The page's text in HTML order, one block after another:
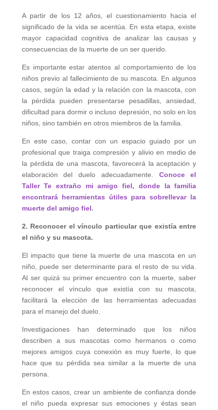
A partir de los 12 años, el cuestionamiento hacia el
significado de la vida se acentúa. En esta etapa, existe
mayor capacidad cognitiva de analizar las causas y
consecuencias de la muerte de un ser querido.
Es importante estar atentos al comportamiento de los
niños previo al fallecimiento de su mascota. En algunos
casos, según la edad y la relación con la mascota, con
la pérdida pueden presentarse pesadillas, ansiedad,
dificultad para dormir o incluso depresión, no solo en los
niños, sino también en otros miembros de la familia.
En este caso, contar con un espacio guiado por un
profesional que traiga compresión y alivio en medio de
la pérdida de una mascota, favorecerá la aceptación y
elaboración del duelo adecuadamente. Conoce el
Taller Te extraño mi amigo fiel, donde la familia
encontrará herramientas útiles para sobrellevar la
muerte del amigo fiel.
2. Reconocer el vínculo particular que existía entre
el niño y su mascota.
El impacto que tiene la muerte de una mascota en un
niño, puede ser determinante para el resto de su vida.
Al ser quizá su primer encuentro con la muerte, saber
reconocer el vínculo que existía con su mascota,
facilitará la elección de las herramientas adecuadas
para el manejo del duelo.
Investigaciones han determinado que los niños
describen a sus mascotas como hermanos o como
mejores amigos cuya conexión es muy fuerte, lo que
hace que su pérdida sea similar a la muerte de una
persona.
En estos casos, crear un ambiente de confianza donde
el niño pueda expresar sus emociones y éstas sean